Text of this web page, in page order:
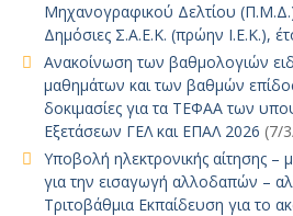
Μηχανογραφικού Δελτίου
Δημόσιες Σ.Α.Ε.Κ. (πρώην Ι.Ε.Κ.),
Ανακοίνωση των βαθμολογιών
μαθημάτων και των βαθμών
δοκιμασίες για τα ΤΕΦΑΑ των
Εξετάσεων ΓΕΛ και ΕΠΑΛ 2026 (7/
Υποβολή ηλεκτρονικής αίτησης –
για την εισαγωγή αλλοδαπών –
Τριτοβάθμια Εκπαίδευση για το